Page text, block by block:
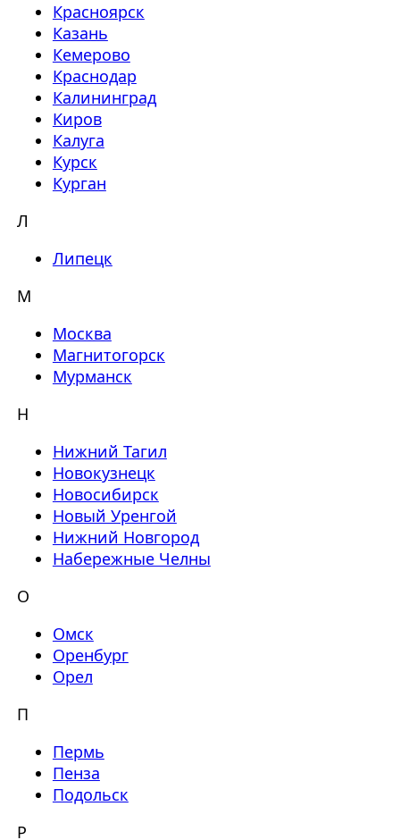
Красноярск
Казань
Кемерово
Краснодар
Калининград
Киров
Калуга
Курск
Курган
Л
Липецк
М
Москва
Магнитогорск
Мурманск
Н
Нижний Тагил
Новокузнецк
Новосибирск
Новый Уренгой
Нижний Новгород
Набережные Челны
О
Омск
Оренбург
Орел
П
Пермь
Пенза
Подольск
Р